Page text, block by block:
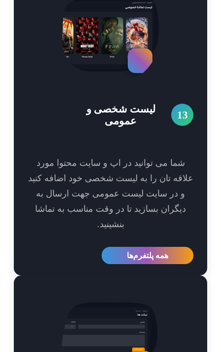
لیست شخصی و
عمومی
شما می توانید در اپ و سایت محتوا مورد
تان را به لیست شخصی خود اضافه کنید
و در سایت لیست عمومی جهت ارسال به
دیگران بسازید تا در وقت مناسب به تماشا
همه پلتفرم‌ها